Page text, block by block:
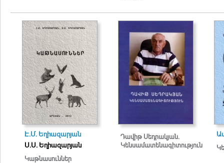
Է.Մ. Եղիազարյան
Ս.Ս. Եղիազարյան
Կաթնասուններ
Դավիթ Սեդրակյան.
Կենսամատենագիտություն